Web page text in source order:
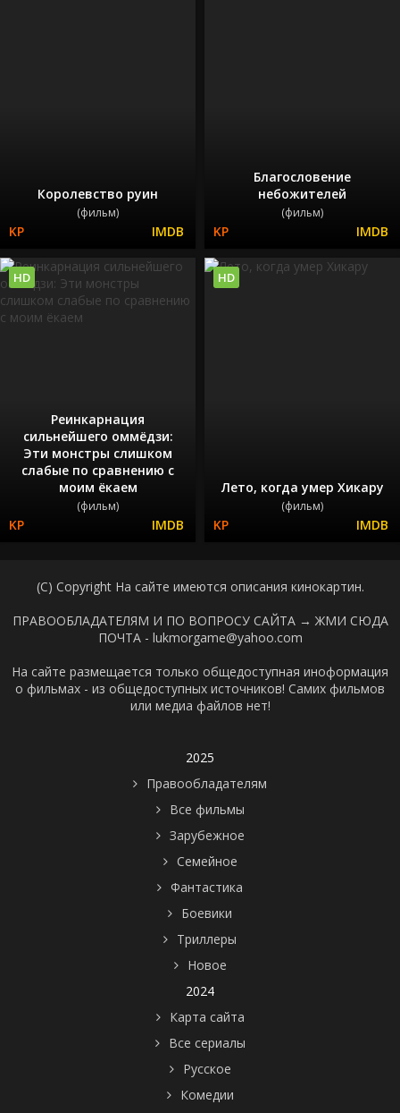
Королевство руин
(фильм)
Благословение
небожителей
(фильм)
Реинкарнация
сильнейшего оммёдзи:
Эти монстры слишком
слабые по сравнению с
моим ёкаем
(фильм)
HD
Лето, когда умер Хикару
(фильм)
HD
(C) Copyright На сайте имеются описания кинокартин.
ПРАВООБЛАДАТЕЛЯМ И ПО ВОПРОСУ САЙТА → ЖМИ СЮДА
ПОЧТА - lukmorgame@yahoo.com
На сайте размещается только общедоступная иноформация
о фильмах - из общедоступных источников! Самих фильмов
или медиа файлов нет!
2025
Правообладателям
Все фильмы
Зарубежное
Семейное
Фантастика
Боевики
Триллеры
Новое
2024
Карта сайта
Все сериалы
Русское
Комедии